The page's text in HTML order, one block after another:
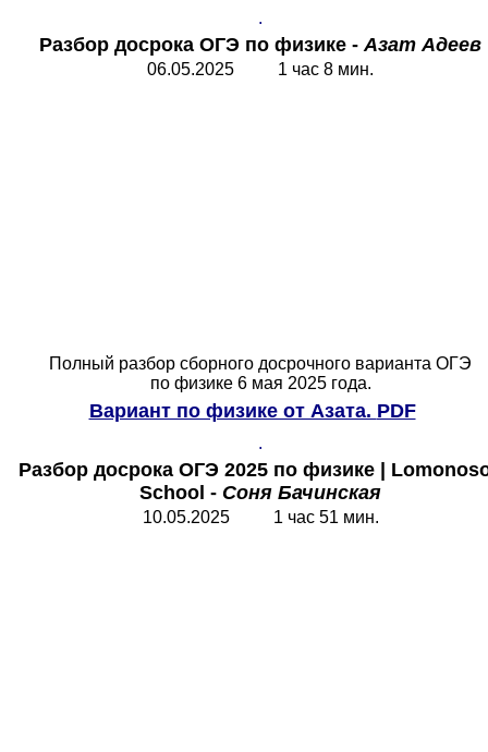
.
Разбор досрока ОГЭ по физике -Азат Адеев
06.05.2025 1 час 8 мин.
Полный разбор сборного досрочного варианта ОГЭ
по физике 6 мая 2025 года.
Вариант по физике от Азата. PDF
.
Разбор досрока ОГЭ 2025 по физике
|
School - Соня Бачинская
10.05.2025 1 час 51 мин.